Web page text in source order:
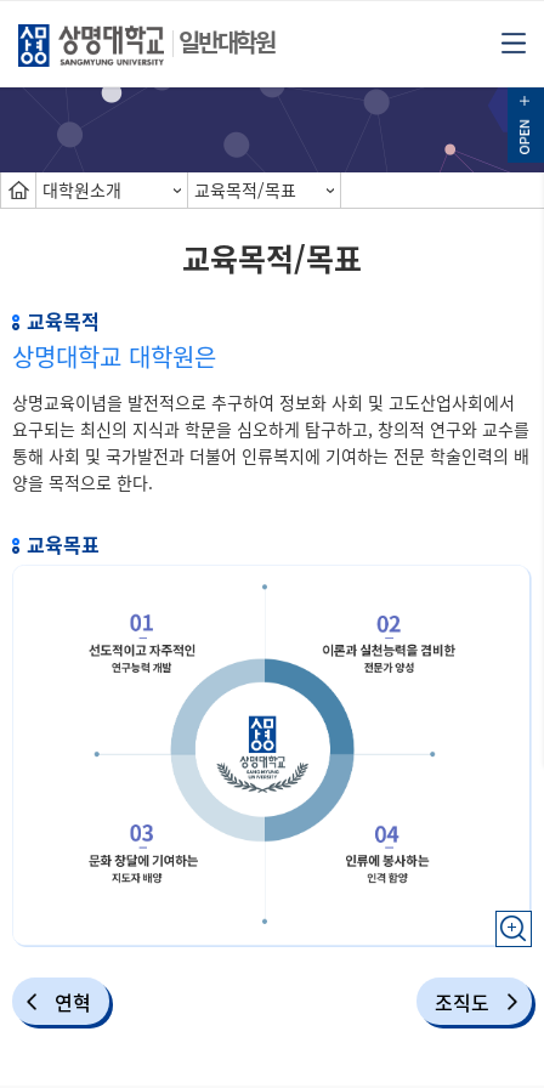
일반대학원
대학원소개 교육목적/목표
교육목적/목표
교육목적
상명대학교 대학원은
상명교육이념을 발전적으로 추구하여 정보화 사회 및 고도산업사회에서
요구되는 최신의 지식과 학문을 심오하게 탐구하고, 창의적 연구와 교수를
통해 사회 및 국가발전과 더불어 인류복지에 기여하는 전문 학술인력의 배
양을 목적으로 한다.
교육목표
연혁 조직도